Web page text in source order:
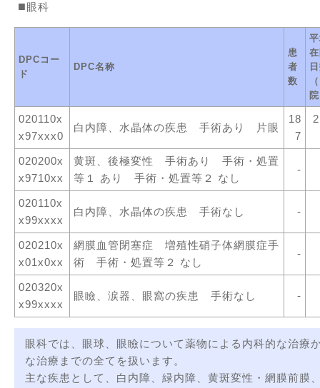
眼科
DPCコー
ド
DPC名称
患
者
数
020110x
x97xxx0
白内障、水晶体の疾患 手術あり 片眼
18
7
020200x
x9710xx
黄斑、後極変性 手術あり 手術・処置
等１ あり 手術・処置等２ なし
-
020110x
x99xxxx
白内障、水晶体の疾患 手術なし -
020210x
x01x0xx
網膜血管閉塞症 増殖性硝子体網膜症手
術 手術・処置等２ なし
-
020320x
x99xxxx
眼瞼、涙器、眼窩の疾患 手術なし -
眼科では、眼球、眼瞼について薬物による内科的な治療
な治療までの全てを扱います。
主な疾患として、白内障、緑内障、黄斑変性・網膜前膜